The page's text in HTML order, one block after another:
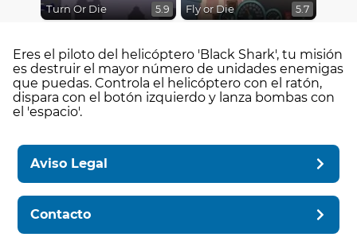
Turn Or Die 5.9 Fly or Die 5.7
Eres el piloto del helicóptero 'Black Shark', tu misión
es destruir el mayor número de unidades enemigas
que puedas. Controla el helicóptero con el ratón,
dispara con el botón izquierdo y lanza bombas con
el 'espacio'.
Aviso Legal
Contacto